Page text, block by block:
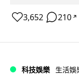
3,652 210 ↗
科技娛樂 生活娛